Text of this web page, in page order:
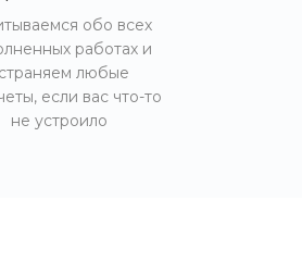
обо всех
работах и
любые
если вас что-то
не устроило